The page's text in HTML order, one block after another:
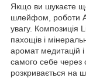
Якщо ви шукаєте
шлейфом, роботи
увагу.
пахощів і
аромат медитацій
самого себе через
розкривається на